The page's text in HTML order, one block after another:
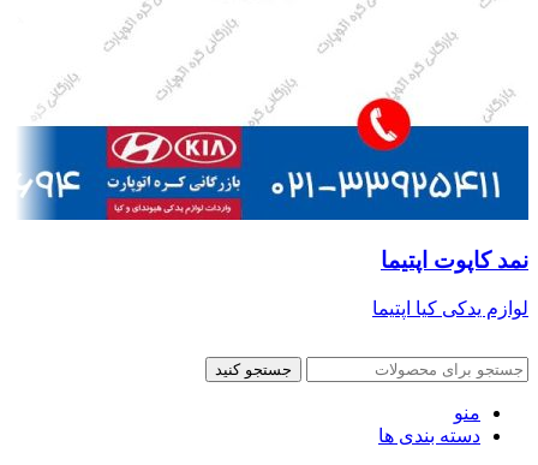
نمد کاپوت اپتیما
لوازم یدکی کیا اپتیما
جستجو کنید
منو
دسته بندی ها